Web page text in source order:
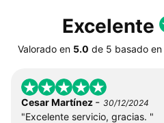
Excelente
Valorado en 5.0 de 5 basado en
Cesar Martínez - 30/12/2024
"Excelente servicio, gracias. "